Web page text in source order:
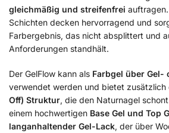
gleichmäßig und streifenfrei
Schichten decken hervorragend und
Farbergebnis, das nicht absplittert und
Anforderungen standhält.
Der GelFlow kann als Farbgel über Gel-
verwendet werden und bietet zusätzlich
Off) Struktur, die den Naturnagel
einem hochwertigen Base Gel und Top
langanhaltender Gel-Lack, der über